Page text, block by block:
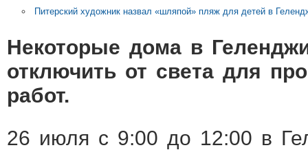
Питерский художник назвал «шляпой» пляж для детей в
Некоторые дома в
отключить от света для
работ.
26 июля с 9:00 до 12:00 в